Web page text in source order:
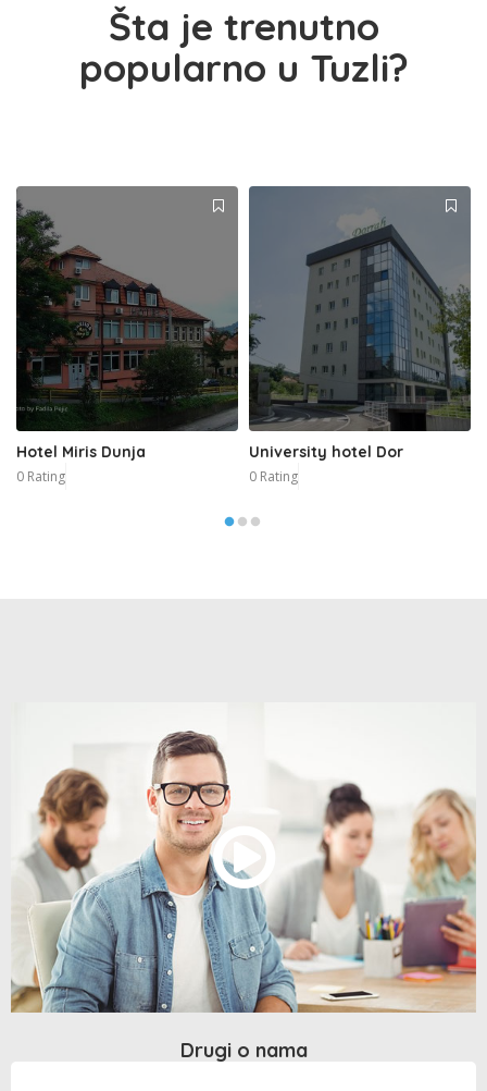
Šta je trenutno
popularno u Tuzli?
Hotel Miris Dunja
0 Rating
University hotel Dor
0 Rating
Drugi o nama